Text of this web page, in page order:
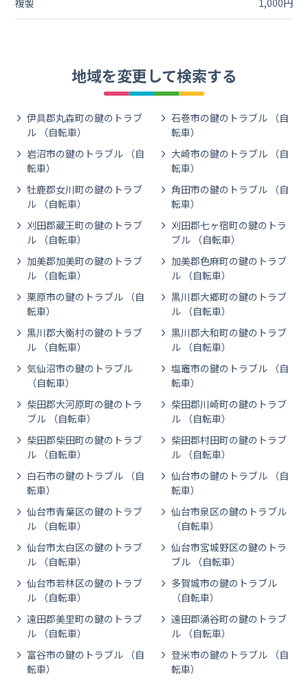
地域を変更して検索する
伊具郡丸森町の鍵のトラブ
ル （自転車）
石巻市の鍵のトラブル （自
転車）
岩沼市の鍵のトラブル （自
転車）
大崎市の鍵のトラブル （自
転車）
牡鹿郡女川町の鍵のトラブ
ル （自転車）
角田市の鍵のトラブル （自
転車）
刈田郡蔵王町の鍵のトラブ
ル （自転車）
刈田郡七ヶ宿町の鍵のトラ
ブル （自転車）
加美郡加美町の鍵のトラブ
ル （自転車）
加美郡色麻町の鍵のトラブ
ル （自転車）
栗原市の鍵のトラブル （自
転車）
黒川郡大郷町の鍵のトラブ
ル （自転車）
黒川郡大衡村の鍵のトラブ
ル （自転車）
黒川郡大和町の鍵のトラブ
ル （自転車）
気仙沼市の鍵のトラブル
（自転車）
塩竈市の鍵のトラブル （自
転車）
柴田郡大河原町の鍵のトラ
ブル （自転車）
柴田郡川崎町の鍵のトラブ
ル （自転車）
柴田郡柴田町の鍵のトラブ
ル （自転車）
柴田郡村田町の鍵のトラブ
ル （自転車）
白石市の鍵のトラブル （自
転車）
仙台市の鍵のトラブル （自
転車）
仙台市青葉区の鍵のトラブ
ル （自転車）
仙台市泉区の鍵のトラブル
（自転車）
仙台市太白区の鍵のトラブ
ル （自転車）
仙台市宮城野区の鍵のトラ
ブル （自転車）
仙台市若林区の鍵のトラブ
ル （自転車）
多賀城市の鍵のトラブル
（自転車）
遠田郡美里町の鍵のトラブ
ル （自転車）
遠田郡涌谷町の鍵のトラブ
ル （自転車）
富谷市の鍵のトラブル （自
転車）
登米市の鍵のトラブル （自
転車）